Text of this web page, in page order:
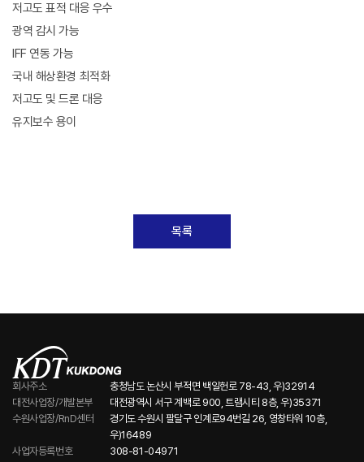
저고도 표적 대응 우수
광역 감시 가능
IFF 연동 가능
국내 해상환경 최적화
저고도 및 드론 대응
유지보수 용이
목록
회사주소
충청남도 논산시 부적면 백일헌로 78-43, 우)32914
대전사업장/개발본부
대전광역시 서구 계백로 900, 트램시티 8층, 우)35371
수원사업장/RnD센터
경기도 수원시 팔달구 인계로94번길 26, 영창타워 10층,
우)16489
사업자등록번호
308-81-04971